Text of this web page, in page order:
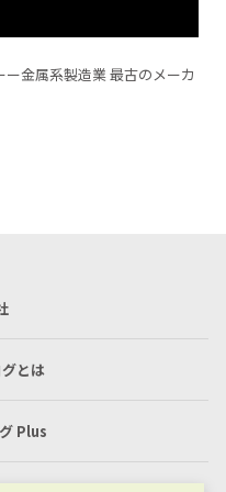
ナイロン加工）
とは
Plus